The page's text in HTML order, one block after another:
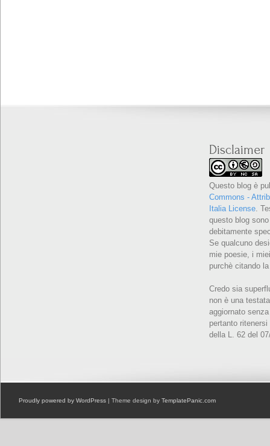
Disclaimer
Questo blog è
Commons -
Italia License.
questo blog
debitamente
Se qualcuno
mie poesie, i
purchè citando
Credo sia
non è una
aggiornato
pertanto
della L. 62 del
Proudly powered by WordPress | Theme design by TemplatePanic.com